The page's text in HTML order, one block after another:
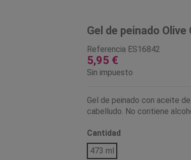
Gel de peinado Olive
Referencia ES16842
5,95 €
Sin impuesto
Gel de peinado con aceite
cabelludo. No contiene
Cantidad
473 ml